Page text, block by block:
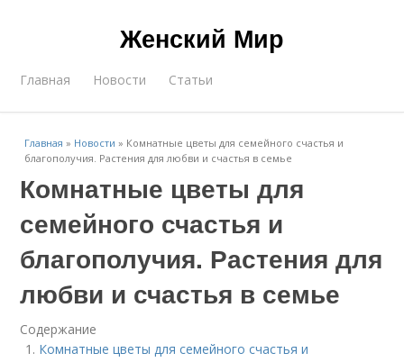
Женский Мир
Главная Новости Статьи
Главная » Новости » Комнатные цветы для семейного счастья и
благополучия. Растения для любви и счастья в семье
Комнатные цветы для
семейного счастья и
благополучия. Растения для
любви и счастья в семье
Содержание
Комнатные цветы для семейного счастья и